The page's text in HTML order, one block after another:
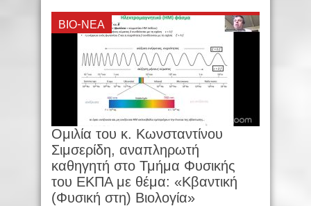
ΒΙΟ-ΝΈΑ
Oμιλία του κ. Κωνσταντίνου
Σιμσερίδη, αναπληρωτή
καθηγητή στο Τμήμα Φυσικής
του ΕΚΠΑ με θέμα: «Κβαντική
(Φυσική στη) Βιολογία»